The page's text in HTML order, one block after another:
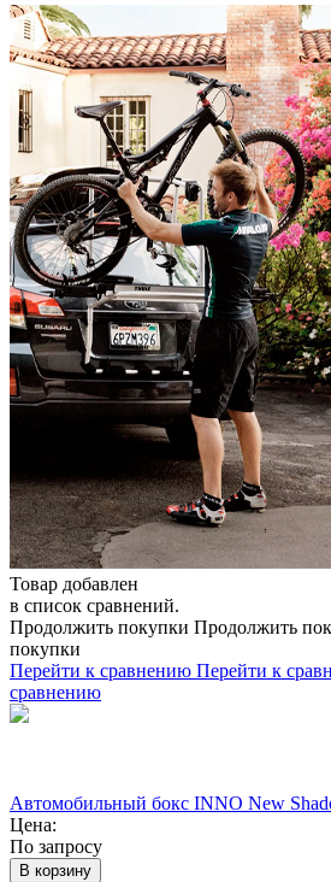
Товар добавлен
в список сравнений.
Продолжить покупки Продолжить
покупки
Перейти к сравнению Перейти к
сравнению
Автомобильный бокс INNO New
Цена:
По запросу
В корзину